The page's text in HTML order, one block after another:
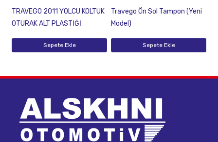
TRAVEGO 2011 YOLCU KOLTUK
OTURAK ALT PLASTİĞİ
Sepete Ekle
Travego Ön Sol Tampon (Yeni
Model)
Sepete Ekle